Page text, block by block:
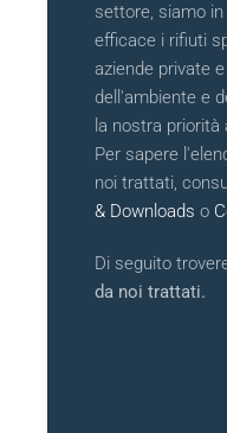
settore, siamo
efficace i rifiuti
aziende private
dell'ambiente e
la nostra priorità
Per sapere
noi trattati,
& Downloads o
Di seguito
da noi trattati.